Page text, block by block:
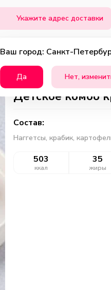
Укажите адрес доставки
Ваш город: Санкт-
Да Нет,
Детское комбо
Состав:
Наггетсы, крабик,
503
ккал
35
жиры